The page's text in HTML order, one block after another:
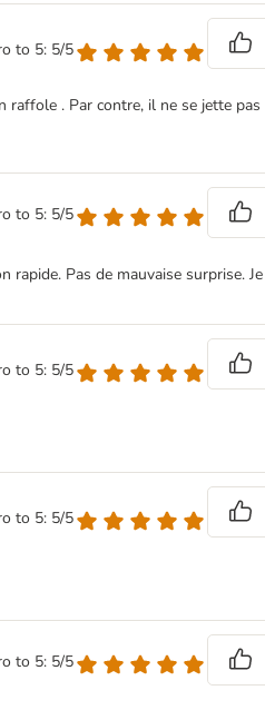
to 5: 5/5
raffole . Par contre, il ne se jette pas
to 5: 5/5
rapide. Pas de mauvaise surprise. Je
to 5: 5/5
to 5: 5/5
to 5: 5/5